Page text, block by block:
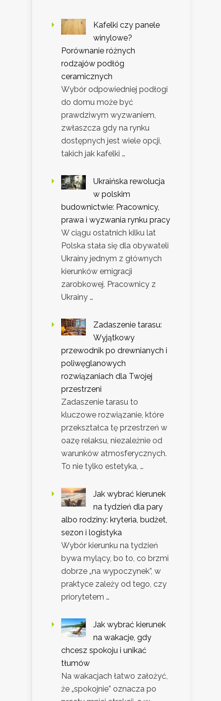
Kafelki czy panele
winylowe?
Porównanie różnych
rodzajów podłóg
ceramicznych
Wybór odpowiedniej podłogi
do domu może być
prawdziwym wyzwaniem,
zwłaszcza gdy na rynku
dostępnych jest wiele opcji,
takich jak kafelki …
Ukraińska rewolucja
w polskim
budownictwie: Pracownicy,
prawa i wyzwania rynku pracy
W ciągu ostatnich kilku lat
Polska stała się dla obywateli
Ukrainy jednym z głównych
kierunków emigracji
zarobkowej. Pracownicy z
Ukrainy …
Zadaszenie tarasu:
Wyjątkowy
przewodnik po drewnianych i
poliwęglanowych
rozwiązaniach dla Twojej
przestrzeni
Zadaszenie tarasu to
kluczowe rozwiązanie, które
przekształca tę przestrzeń w
oazę relaksu, niezależnie od
warunków atmosferycznych.
To nie tylko estetyka, …
Jak wybrać kierunek
na tydzień dla pary
albo rodziny: kryteria, budżet,
sezon i logistyka
Wybór kierunku na tydzień
bywa mylący, bo to, co brzmi
dobrze „na wypoczynek”, w
praktyce zależy od tego, czy
priorytetem …
Jak wybrać kierunek
na wakacje, gdy
chcesz spokoju i unikać
tłumów
Na wakacjach łatwo założyć,
że „spokojnie” oznacza po